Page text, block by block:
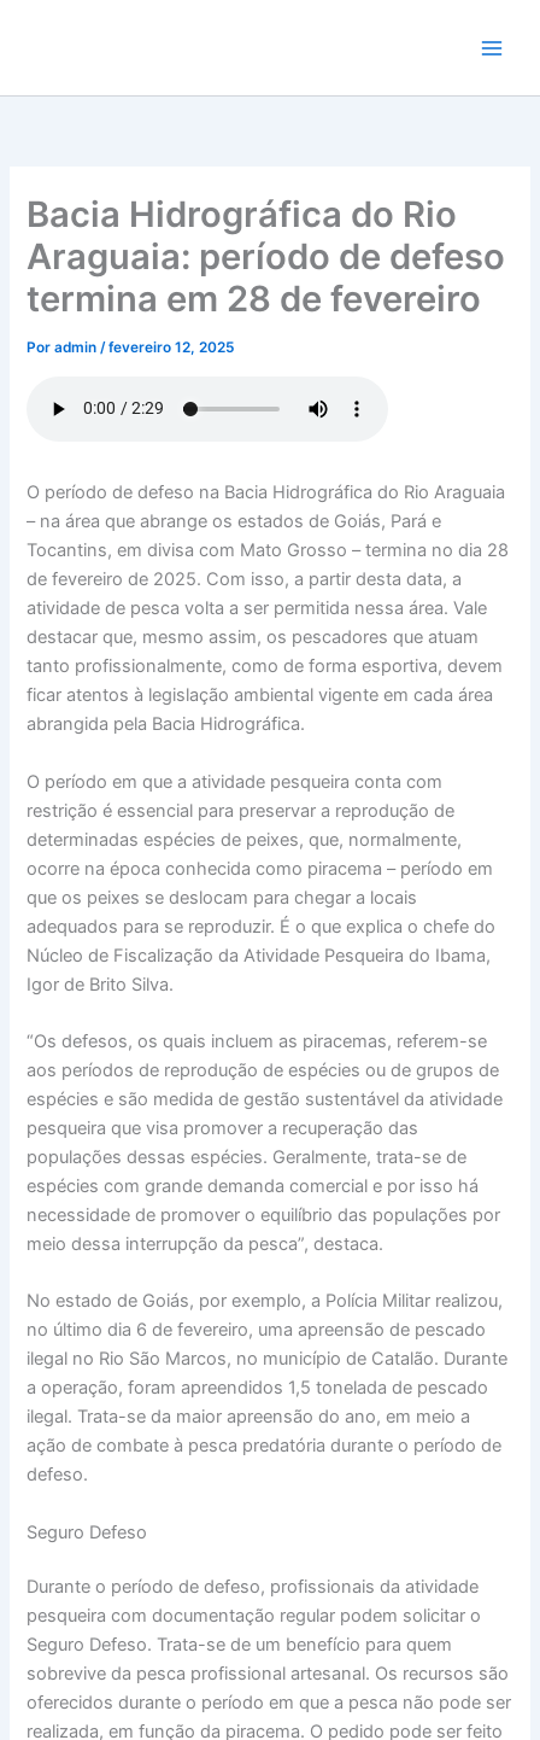
conteúdo
Bacia Hidrográfica do Rio
Araguaia: período de defeso
termina em 28 de fevereiro
Poradmin/fevereiro 12, 2025
O período de defeso na Bacia Hidrográfica do Rio Araguaia
– na área que abrange os estados de Goiás, Pará e
Tocantins, em divisa com Mato Grosso – termina no dia 28
de fevereiro de 2025. Com isso, a partir desta data, a
atividade de pesca volta a ser permitida nessa área. Vale
destacar que, mesmo assim, os pescadores que atuam
tanto profissionalmente, como de forma esportiva, devem
ficar atentos à legislação ambiental vigente em cada área
abrangida pela Bacia Hidrográfica.
O período em que a atividade pesqueira conta com
restrição é essencial para preservar a reprodução de
determinadas espécies de peixes, que, normalmente,
ocorre na época conhecida como piracema – período em
que os peixes se deslocam para chegar a locais
adequados para se reproduzir. É o que explica o chefe do
Núcleo de Fiscalização da Atividade Pesqueira do Ibama,
Igor de Brito Silva.
“Os defesos, os quais incluem as piracemas, referem-se
aos períodos de reprodução de espécies ou de grupos de
espécies e são medida de gestão sustentável da atividade
pesqueira que visa promover a recuperação das
populações dessas espécies. Geralmente, trata-se de
espécies com grande demanda comercial e por isso há
necessidade de promover o equilíbrio das populações por
meio dessa interrupção da pesca”, destaca.
No estado de Goiás, por exemplo, a Polícia Militar realizou,
no último dia 6 de fevereiro, uma apreensão de pescado
ilegal no Rio São Marcos, no município de Catalão. Durante
a operação, foram apreendidos 1,5 tonelada de pescado
ilegal. Trata-se da maior apreensão do ano, em meio a
ação de combate à pesca predatória durante o período de
defeso.
Seguro Defeso
Durante o período de defeso, profissionais da atividade
pesqueira com documentação regular podem solicitar o
Seguro Defeso. Trata-se de um benefício para quem
sobrevive da pesca profissional artesanal. Os recursos são
oferecidos durante o período em que a pesca não pode ser
realizada, em função da piracema. O pedido pode ser feito